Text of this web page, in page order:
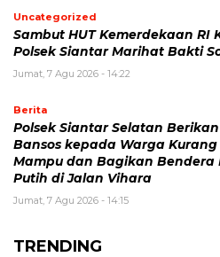
Uncategorized
Sambut HUT Kemerdekaan RI
Polsek Siantar Marihat Bakti
Jumat, 7 Agu 2026 - 14:22
Berita
Polsek Siantar Selatan Berikan
Bansos kepada Warga Kurang
Mampu dan Bagikan Bendera
Putih di Jalan Vihara
Jumat, 7 Agu 2026 - 14:15
TRENDING